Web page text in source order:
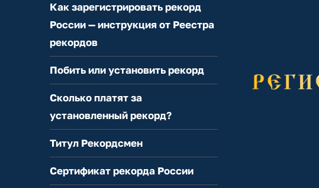
Как зарегистрировать рекорд
России — инструкция от Реестра
рекордов
Побить или установить рекорд
Сколько платят за
установленный рекорд?
Титул Рекордсмен
Сертификат рекорда России